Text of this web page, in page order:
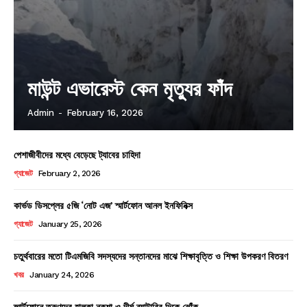
মাউন্ট এভারেস্ট কেন মৃত্যুর ফাঁদ
Admin - February 16, 2026
পেশাজীবীদের মধ্যে বেড়েছে ট্যাবের চাহিদা
গ্যাজেট February 2, 2026
কার্ভড ডিসপ্লের ৫জি ‘নোট এজ’ স্মার্টফোন আনল ইনফিনিক্স
গ্যাজেট January 25, 2026
চতুর্থবারের মতো টিএমজিবি সদস্যদের সন্তানদের মাঝে শিক্ষাবৃত্তি ও শিক্ষা উপকরণ বিতরণ
খবর January 24, 2026